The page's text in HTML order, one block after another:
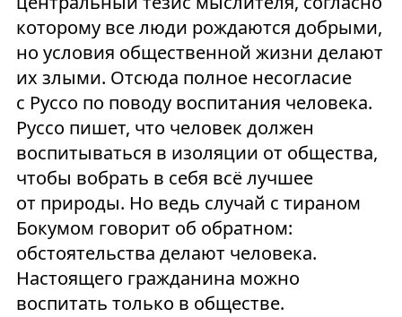
которому все люди рождаются добрыми,
но условия общественной жизни делают
их злыми. Отсюда полное несогласие
с Руссо по поводу воспитания человека.
Руссо пишет, что человек должен
воспитываться в изоляции от общества,
чтобы вобрать в себя всё лучшее
от природы. Но ведь случай с тираном
Бокумом говорит об обратном:
обстоятельства делают человека.
Настоящего гражданина можно
воспитать только в обществе.